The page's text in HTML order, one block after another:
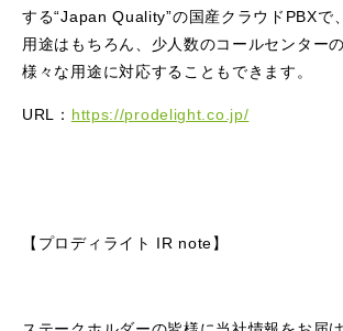
する“Japan Quality”の国産クラウドPBXで
用途はもちろん、少人数のコールセンター
様々な用途に対応することもできます。
URL： https://prodelight.co.jp/
【プロディライト IR note】